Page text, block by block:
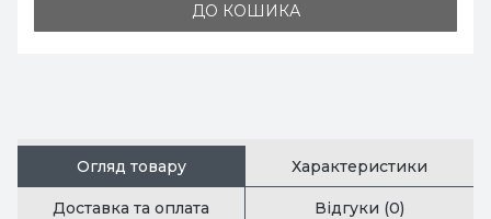
ДО КОШИКА
Огляд товару Характеристики
Доставка та оплата Відгуки (0)